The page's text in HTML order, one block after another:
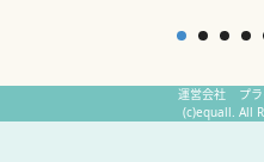
運営会社
プ
(c)equall. All